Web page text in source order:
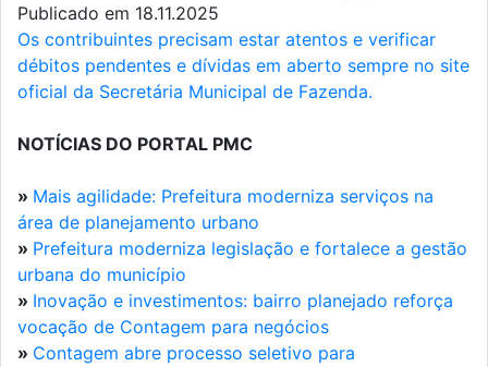
Publicado em 18.11.2025
Os contribuintes precisam estar atentos e verificar
débitos pendentes e dívidas em aberto sempre no site
oficial da Secretária Municipal de Fazenda.
NOTÍCIAS DO PORTAL PMC
» Mais agilidade: Prefeitura moderniza serviços na
área de planejamento urbano
» Prefeitura moderniza legislação e fortalece a gestão
urbana do município
» Inovação e investimentos: bairro planejado reforça
vocação de Contagem para negócios
» Contagem abre processo seletivo para